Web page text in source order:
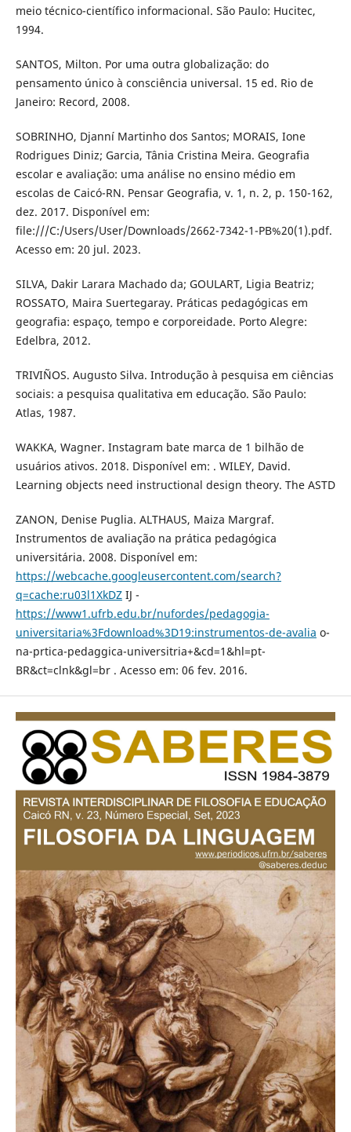
meio técnico-científico informacional. São Paulo: Hucitec,
1994.
SANTOS, Milton. Por uma outra globalização: do
pensamento único à consciência universal. 15 ed. Rio de
Janeiro: Record, 2008.
SOBRINHO, Djanní Martinho dos Santos; MORAIS, Ione
Rodrigues Diniz; Garcia, Tânia Cristina Meira. Geografia
escolar e avaliação: uma análise no ensino médio em
escolas de Caicó-RN. Pensar Geografia, v. 1, n. 2, p. 150-162,
dez. 2017. Disponível em:
file:///C:/Users/User/Downloads/2662-7342-1-PB%20(1).pdf.
Acesso em: 20 jul. 2023.
SILVA, Dakir Larara Machado da; GOULART, Ligia Beatriz;
ROSSATO, Maira Suertegaray. Práticas pedagógicas em
geografia: espaço, tempo e corporeidade. Porto Alegre:
Edelbra, 2012.
TRIVIÑOS. Augusto Silva. Introdução à pesquisa em ciências
sociais: a pesquisa qualitativa em educação. São Paulo:
Atlas, 1987.
WAKKA, Wagner. Instagram bate marca de 1 bilhão de
usuários ativos. 2018. Disponível em: . WILEY, David.
Learning objects need instructional design theory. The ASTD
ZANON, Denise Puglia. ALTHAUS, Maiza Margraf.
Instrumentos de avaliação na prática pedagógica
universitária. 2008. Disponível em:
https://webcache.googleusercontent.com/search?
q=cache:ru03l1XkDZIJ -
https://www1.ufrb.edu.br/nufordes/pedagogia-
universitaria%3Fdownload%3D19:instrumentos-de-avalia o-
na-prtica-pedaggica-universitria+&cd=1&hl=pt-
BR&ct=clnk&gl=br . Acesso em: 06 fev. 2016.